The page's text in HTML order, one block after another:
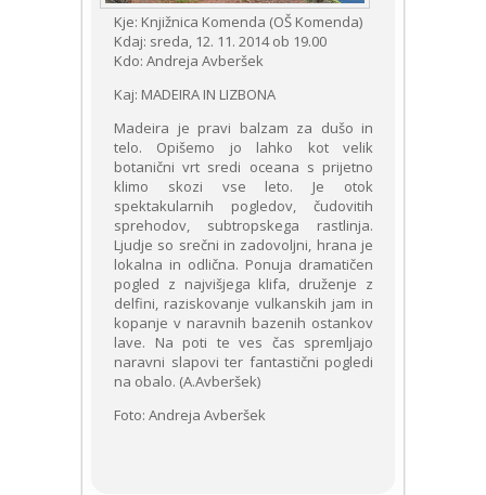
Kje: Knjižnica Komenda (OŠ Komenda)
Kdaj: sreda, 12. 11. 2014 ob 19.00
Kdo: Andreja Avberšek
Kaj: MADEIRA IN LIZBONA
Madeira je pravi balzam za dušo in
telo. Opišemo jo lahko kot velik
botanični vrt sredi oceana s prijetno
klimo skozi vse leto. Je otok
spektakularnih pogledov, čudovitih
sprehodov, subtropskega rastlinja.
Ljudje so srečni in zadovoljni, hrana je
lokalna in odlična. Ponuja dramatičen
pogled z najvišjega klifa, druženje z
delfini, raziskovanje vulkanskih jam in
kopanje v naravnih bazenih ostankov
lave. Na poti te ves čas spremljajo
naravni slapovi ter fantastični pogledi
na obalo. (A.Avberšek)
Foto: Andreja Avberšek